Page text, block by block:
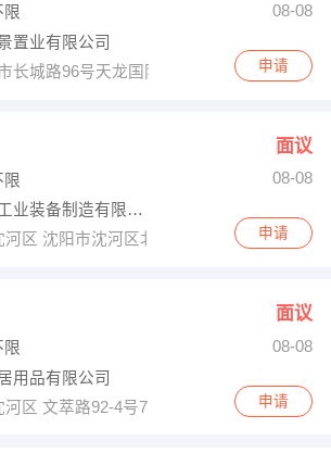
限
08-08
置业有限公司
长城路96号天龙国际大厦B座20层 申请
面议
限
08-08
沈阳市日天工业装备制造有限公司
河区 沈阳市沈河区北站路55号财富中心C座
申请
面议
限
08-08
用品有限公司
区 文萃路92-4号7门
申请